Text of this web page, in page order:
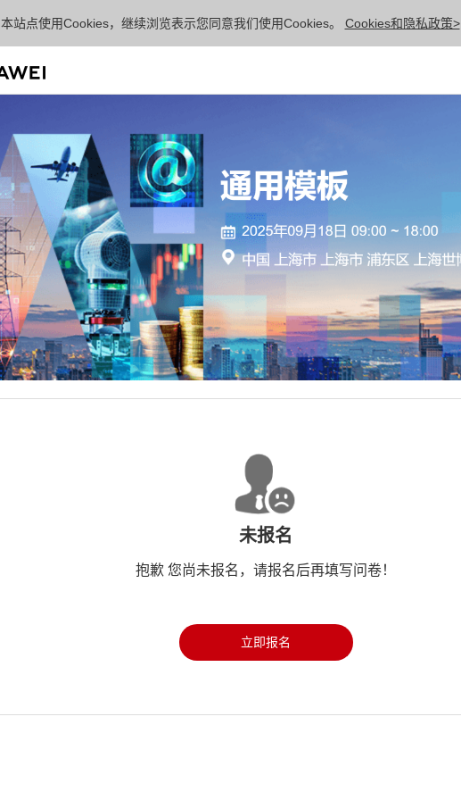
本站点使用Cookies，继续浏览表示您同意我们使用Cookies。 Cookies和隐私政策>
未报名
抱歉 您尚未报名，请报名后再填写问卷！
立即报名